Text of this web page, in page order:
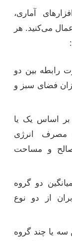
آماری،
می‌کنید. هر
رابطه بین دو
فضای سبز و
بر اساس یک یا
مصرف انرژی
و مساحت
دو گروه
از دو نوع
سه یا چند گروه